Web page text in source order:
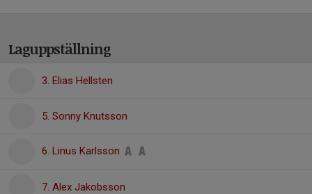
Laguppställning
3. Elias Hellsten
5. Sonny Knutsson
6. Linus Karlsson
7. Alex Jakobsson